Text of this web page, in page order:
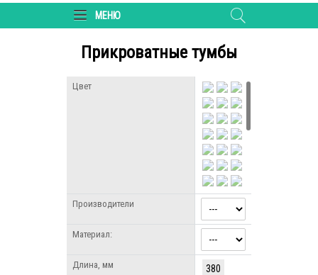
МЕНЮ
Прикроватные тумбы
Цвет
Производители
Материал:
Длина, мм
380